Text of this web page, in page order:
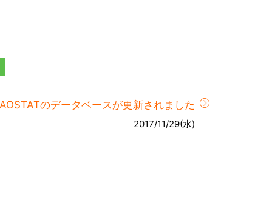
のデータベースが更新されました
2017/11/29(水)